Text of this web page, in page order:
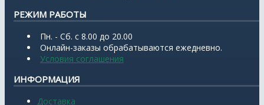
РЕЖИМ РАБОТЫ
Пн. - Сб. с 8.00 до 20.00
Онлайн-заказы обрабатываются ежедневно.
Условия соглашения
ИНФОРМАЦИЯ
Доставка